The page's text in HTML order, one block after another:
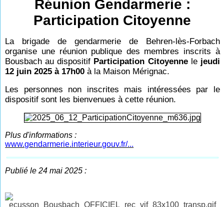
Réunion Gendarmerie :
Participation Citoyenne
La brigade de gendarmerie de Behren-lès-Forbach
organise une réunion publique des membres inscrits à
Bousbach au dispositif Participation Citoyennele jeudi
12 juin 2025 à 17h00 à la Maison Mérignac.
Les personnes non inscrites mais intéressées par le
dispositif sont les bienvenues à cette réunion.
Plus d'informations :
www.gendarmerie.interieur.gouv.fr/...
Publié le 24 mai 2025 :